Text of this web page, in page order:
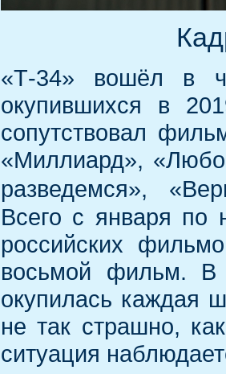
«Т-34» вошёл в
окупившихся в
сопутствовал
«Миллиард»,
разведемся»,
Всего с января по
российских
восьмой фильм. В
окупилась каждая
не так страшно,
ситуация